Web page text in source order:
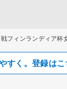
フィンランディア杯
すく。登録はこ